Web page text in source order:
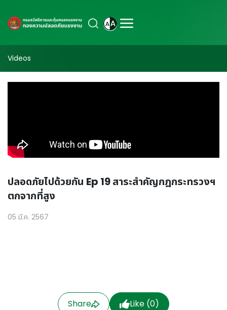
Videos
ปลอดภัยไปด้วยกัน Ep 19 สาระสำคัญกฎกระทรวงฯ
ตกจากที่สูง
05 มี.ค. 2567
Share Like (0)